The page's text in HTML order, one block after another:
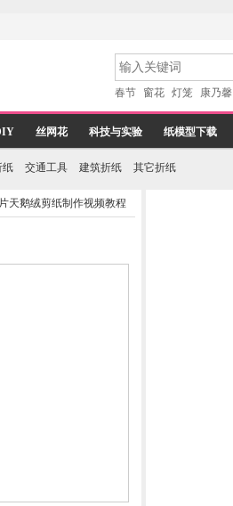
春节 窗花 灯笼 康乃馨
丝网花 科技与实验 纸模型下载
纸 交通工具 建筑折纸 其它折纸
天鹅绒剪纸制作视频教程